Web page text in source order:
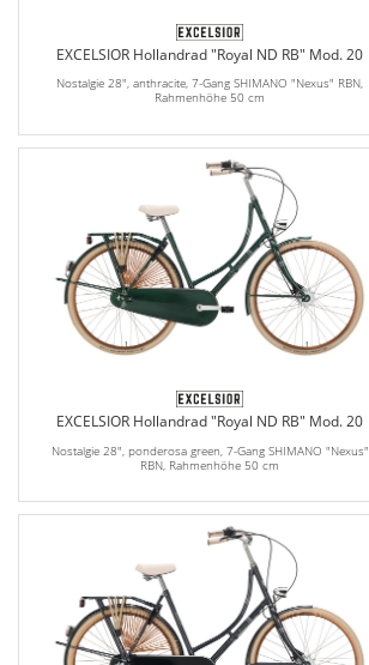
EXCELSIOR Hollandrad "Royal ND RB" Mod. 20
Nostalgie 28", anthracite, 7-Gang SHIMANO "Nexus" RBN,
Rahmenhöhe 50 cm
EXCELSIOR Hollandrad "Royal ND RB" Mod. 20
Nostalgie 28", ponderosa green, 7-Gang SHIMANO "Nexus"
RBN, Rahmenhöhe 50 cm